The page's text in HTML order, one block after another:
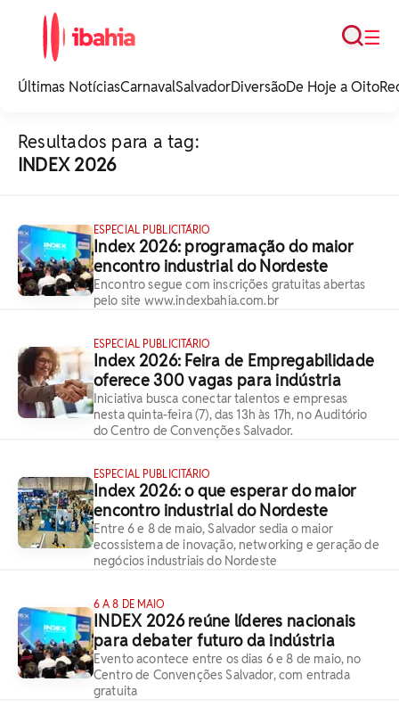
noticias e
☰
Busca
Últimas NotíciasCarnavalSalvadorDiversãoDe Hoje a Oito
Resultados para a tag:
INDEX 2026
ESPECIAL PUBLICITÁRIO
Index 2026: programação do maior
encontro industrial do Nordeste
Encontro segue com inscrições gratuitas abertas
pelo site www.indexbahia.com.br
ESPECIAL PUBLICITÁRIO
Index 2026: Feira de Empregabilidade
oferece 300 vagas para indústria
Iniciativa busca conectar talentos e empresas
nesta quinta-feira (7), das 13h às 17h, no Auditório
do Centro de Convenções Salvador.
ESPECIAL PUBLICITÁRIO
Index 2026: o que esperar do maior
encontro industrial do Nordeste
Entre 6 e 8 de maio, Salvador sedia o maior
ecossistema de inovação, networking e geração de
negócios industriais do Nordeste
6 A 8 DE MAIO
INDEX 2026 reúne líderes nacionais
para debater futuro da indústria
Evento acontece entre os dias 6 e 8 de maio, no
Centro de Convenções Salvador, com entrada
gratuita